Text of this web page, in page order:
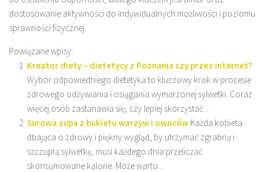
dostosowanie aktywności do indywidualnych możliwości i poziomu
sprawności fizycznej.
Powiązane wpisy:
Kreator diety – dietetycy z Poznania czy przez internet?
Wybór odpowiedniego dietetyka to kluczowy krok w procesie
zdrowego odżywiania i osiągania wymarzonej sylwetki. Coraz
więcej osób zastanawia się, czy lepiej skorzystać...
Surowa zupa z bukietu warzyw i owoców Każda kobieta
dbająca o zdrowy i piękny wygląd, by utrzymać zgrabną i
szczupłą sylwetkę, musi każdego dnia przeliczać
skonsumowane kalorie. Może warto...